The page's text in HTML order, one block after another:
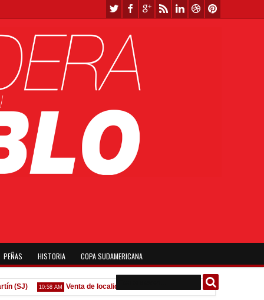
PEÑAS HISTORIA COPA SUDAMERICANA
10:58 AM Venta de localidades ante Platense Godoy desgarrado